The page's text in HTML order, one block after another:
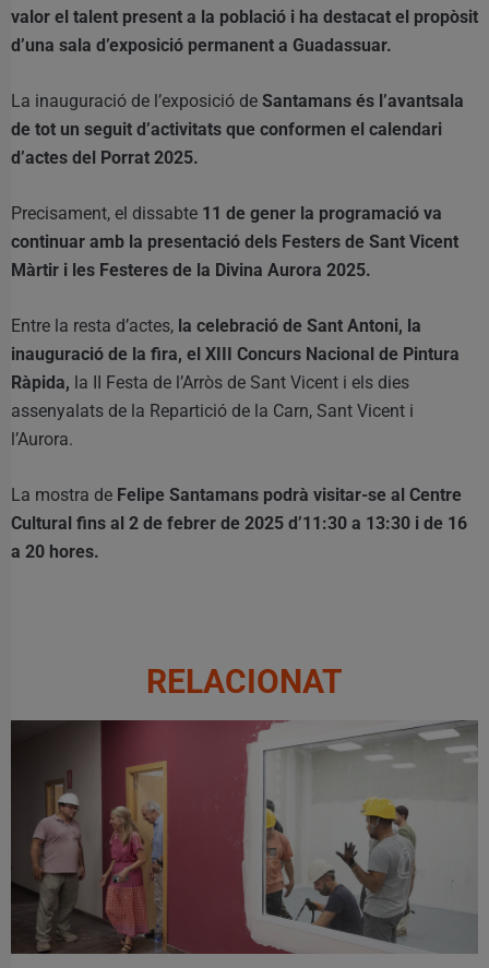
valor el talent present a la població i ha destacat el propòsit
d’una sala d’exposició permanent a Guadassuar.
La inauguració de l’exposició de Santamans és l’avantsala
de tot un seguit d’activitats que conformen el calendari
d’actes del Porrat 2025.
Precisament, el dissabte 11 de gener la programació va
continuar amb la presentació dels Festers de Sant Vicent
Màrtir i les Festeres de la Divina Aurora 2025.
Entre la resta d’actes, la celebració de Sant Antoni, la
inauguració de la fira, el XIII Concurs Nacional de Pintura
Ràpida, la II Festa de l’Arròs de Sant Vicent i els dies
assenyalats de la Repartició de la Carn, Sant Vicent i
l’Aurora.
La mostra de Felipe Santamans podrà visitar-se al Centre
Cultural fins al 2 de febrer de 2025 d’11:30 a 13:30 i de 16
a 20 hores.
RELACIONAT